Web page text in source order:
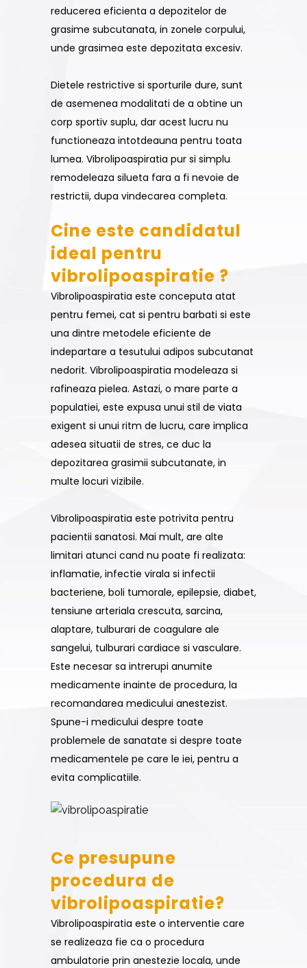
reducerea eficienta a depozitelor de
grasime subcutanata, in zonele corpului,
unde grasimea este depozitata excesiv.
Dietele restrictive si sporturile dure, sunt
de asemenea modalitati de a obtine un
corp sportiv suplu, dar acest lucru nu
functioneaza intotdeauna pentru toata
lumea. Vibrolipoaspiratia pur si simplu
remodeleaza silueta fara a fi nevoie de
restrictii, dupa vindecarea completa.
Cine este candidatul
ideal pentru
vibrolipoaspiratie ?
Vibrolipoaspiratia este conceputa atat
pentru femei, cat si pentru barbati si este
una dintre metodele eficiente de
indepartare a tesutului adipos subcutanat
nedorit. Vibrolipoaspiratia modeleaza si
rafineaza pielea. Astazi, o mare parte a
populatiei, este expusa unui stil de viata
exigent si unui ritm de lucru, care implica
adesea situatii de stres, ce duc la
depozitarea grasimii subcutanate, in
multe locuri vizibile.
Vibrolipoaspiratia este potrivita pentru
pacientii sanatosi. Mai mult, are alte
limitari atunci cand nu poate fi realizata:
inflamatie, infectie virala si infectii
bacteriene, boli tumorale, epilepsie, diabet,
tensiune arteriala crescuta, sarcina,
alaptare, tulburari de coagulare ale
sangelui, tulburari cardiace si vasculare.
Este necesar sa intrerupi anumite
medicamente inainte de procedura, la
recomandarea medicului anestezist.
Spune-i medicului despre toate
problemele de sanatate si despre toate
medicamentele pe care le iei, pentru a
evita complicatiile.
Ce presupune
procedura de
vibrolipoaspiratie?
Vibrolipoaspiratia este o interventie care
se realizeaza fie ca o procedura
ambulatorie prin anestezie locala, unde